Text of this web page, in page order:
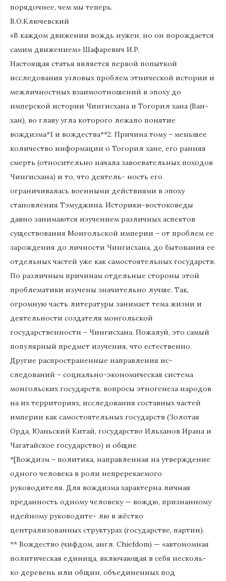
порядочнее, чем мы теперь.
В.О.Ключевский
«В каждом движении вождь нужен, но он порождается
самим движением» Шафаревич И.Р.
Настоящая статья является первой попыткой
исследования узловых проблем этнической истории и
межличностных взаимоотношений в эпоху до
имперской истории Чингисхана и Тогорил хана (Ван-
хан), во главу угла которого лежало понятие
вождизма*1 и вождества**2. Причина тому – меньшее
количество информации о Тогорил хане, его ранняя
смерть (относительно начала завоевательных походов
Чингисхана) и то, что деятель- ность его
ограничивалась военными действиями в эпоху
становления Тэмуджина. Историки-востоковеды
давно занимаются изучением различных аспектов
существования Монгольской империи – от проблем ее
зарождения до личности Чингисхана, до бытования ее
отдельных частей уже как самостоятельных государств.
По различным причинам отдельные стороны этой
проблематики изучены значительно лучше. Так,
огромную часть литературы занимает тема жизни и
деятельности создателя монгольской
государственности – Чингисхана. Пожалуй, это самый
популярный предмет изучения, что естественно.
Другие распространенные направления ис-
следований – социально-экономическая система
монгольских государств, вопросы этногенеза народов
на их территориях, исследования составных частей
империи как самостоятельных государств (Золотая
Орда, Юаньский Китай, государство Ильханов Ирана и
Чагатайское государство) и общие
*[Вождизм – политика, направленная на утверждение
одного человека в роли непререкаемого
руководителя. Для вождизма характерна личная
преданность одному человеку — вождю, признанному
идейному руководите- лю в жёстко
централизованных структурах (государстве, партии).
** Вождество (чифдом, англ. Chiefdom) — «автономная
политическая единица, включающая в себя несколь-
ко деревень или общин, объединенных под